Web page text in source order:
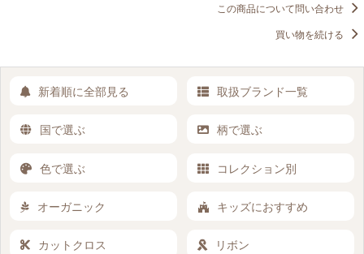
この商品について問い合わせ
買い物を続ける
新着順に全部見る 取扱ブランド一覧
国で選ぶ 柄で選ぶ
色で選ぶ コレクション別
オーガニック キッズにおすすめ
カットクロス リボン